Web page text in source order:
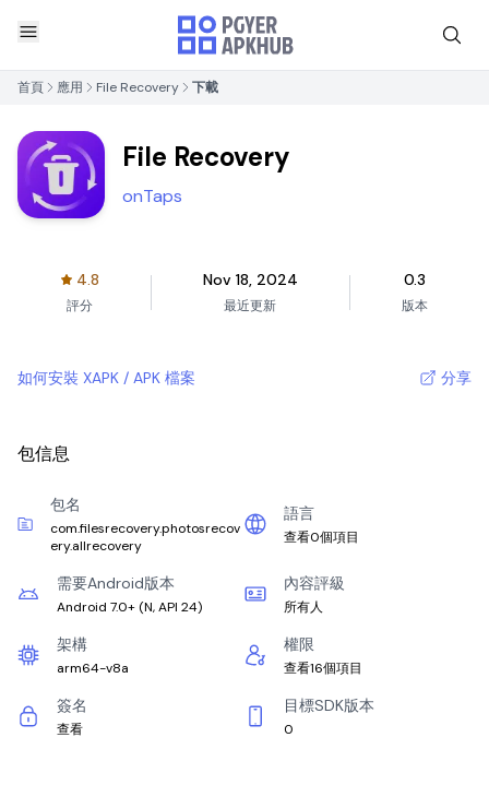
首頁 應用 File Recovery 下載
File Recovery
onTaps
4.8
評分
Nov 18, 2024
最近更新
0.3
版本
如何安裝 XAPK / APK 檔案 分享
包信息
包名
com.filesrecovery.photosrecov
ery.allrecovery
語言
查看0個項目
需要Android版本
Android 7.0+ (N, API 24)
內容評級
所有人
架構
arm64-v8a
權限
查看16個項目
簽名
查看
目標SDK版本
0